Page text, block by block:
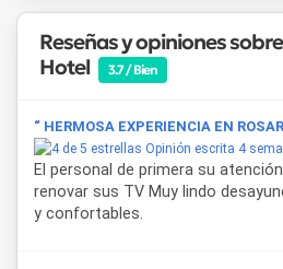
Reseñas y opiniones
Hotel
3.7 / Bien
“ HERMOSA EXPERIENCIA EN
Opinión escrita 4
El personal de primera su
renovar sus TV Muy lindo
y confortables.